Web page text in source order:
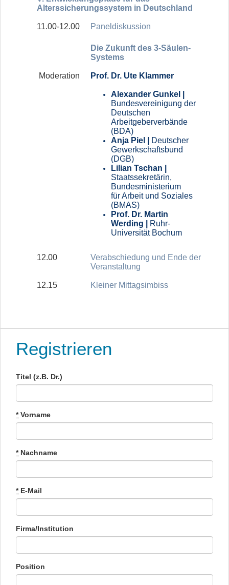
Alterssicherungssystem in Deutschland
11.00-12.00 Paneldiskussion
Die Zukunft des 3-Säulen-
Systems
Moderation Prof. Dr. Ute Klammer
Alexander Gunkel |
Bundesvereinigung der
Deutschen
Arbeitgeberverbände
(BDA)
Anja Piel |
Deutscher
Gewerkschaftsbund
(DGB)
Lilian Tschan |
Staatssekretärin,
Bundesministerium
für Arbeit und Soziales
(BMAS)
Prof. Dr. Martin
Werding |
Ruhr-
Universität Bochum
12.00
Verabschiedung und Ende der
Veranstaltung
12.15 Kleiner Mittagsimbiss
Registrieren
Titel (z.B. Dr.)
*Vorname
*Nachname
*E-Mail
Firma/Institution
Position